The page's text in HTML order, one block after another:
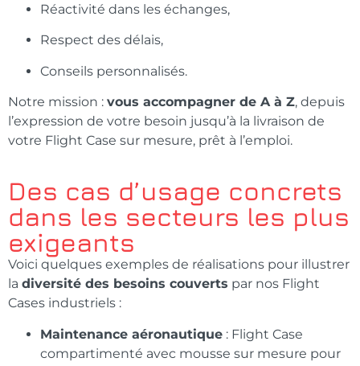
Réactivité dans les échanges,
Respect des délais,
Conseils personnalisés.
Notre mission : vous accompagner de A à Z, depuis
l’expression de votre besoin jusqu’à la livraison de
votre Flight Case sur mesure, prêt à l’emploi.
Des cas d’usage concrets
dans les secteurs les plus
exigeants
Voici quelques exemples de réalisations pour illustrer
la diversité des besoins couverts par nos Flight
Cases industriels :
Maintenance aéronautique : Flight Case
compartimenté avec mousse sur mesure pour